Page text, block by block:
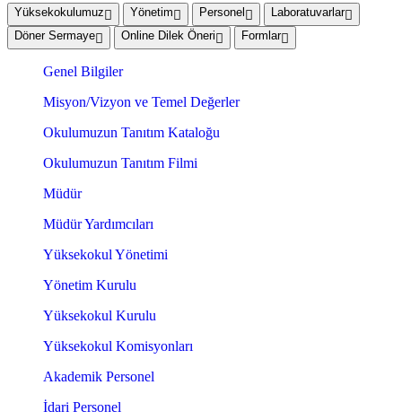
Yüksekokulumuz Yönetim Personel
Laboratuvarlar
Döner Sermaye
Online Dilek Öneri Formlar
Genel Bilgiler
Misyon/Vizyon ve Temel Değerler
Okulumuzun Tanıtım Kataloğu
Okulumuzun Tanıtım Filmi
Müdür
Müdür Yardımcıları
Yüksekokul Yönetimi
Yönetim Kurulu
Yüksekokul Kurulu
Yüksekokul Komisyonları
Akademik Personel
İdari Personel